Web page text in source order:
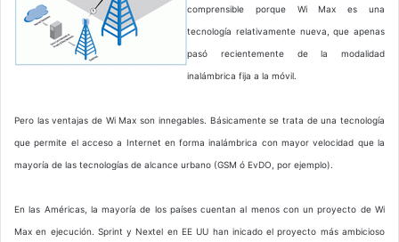
comprensible porque Wi Max es una
tecnología relativamente nueva, que apenas
pasó recientemente de la modalidad
inalámbrica fija a la móvil.
Pero las ventajas de Wi Max son innegables. Básicamente se trata de una tecnología
que permite el acceso a Internet en forma inalámbrica con mayor velocidad que la
mayoría de las tecnologías de alcance urbano (GSM ó EvDO, por ejemplo).
En las Américas, la mayoría de los países cuentan al menos con un proyecto de Wi
Max en ejecución. Sprint y Nextel en EE UU han inicado el proyecto más ambicioso